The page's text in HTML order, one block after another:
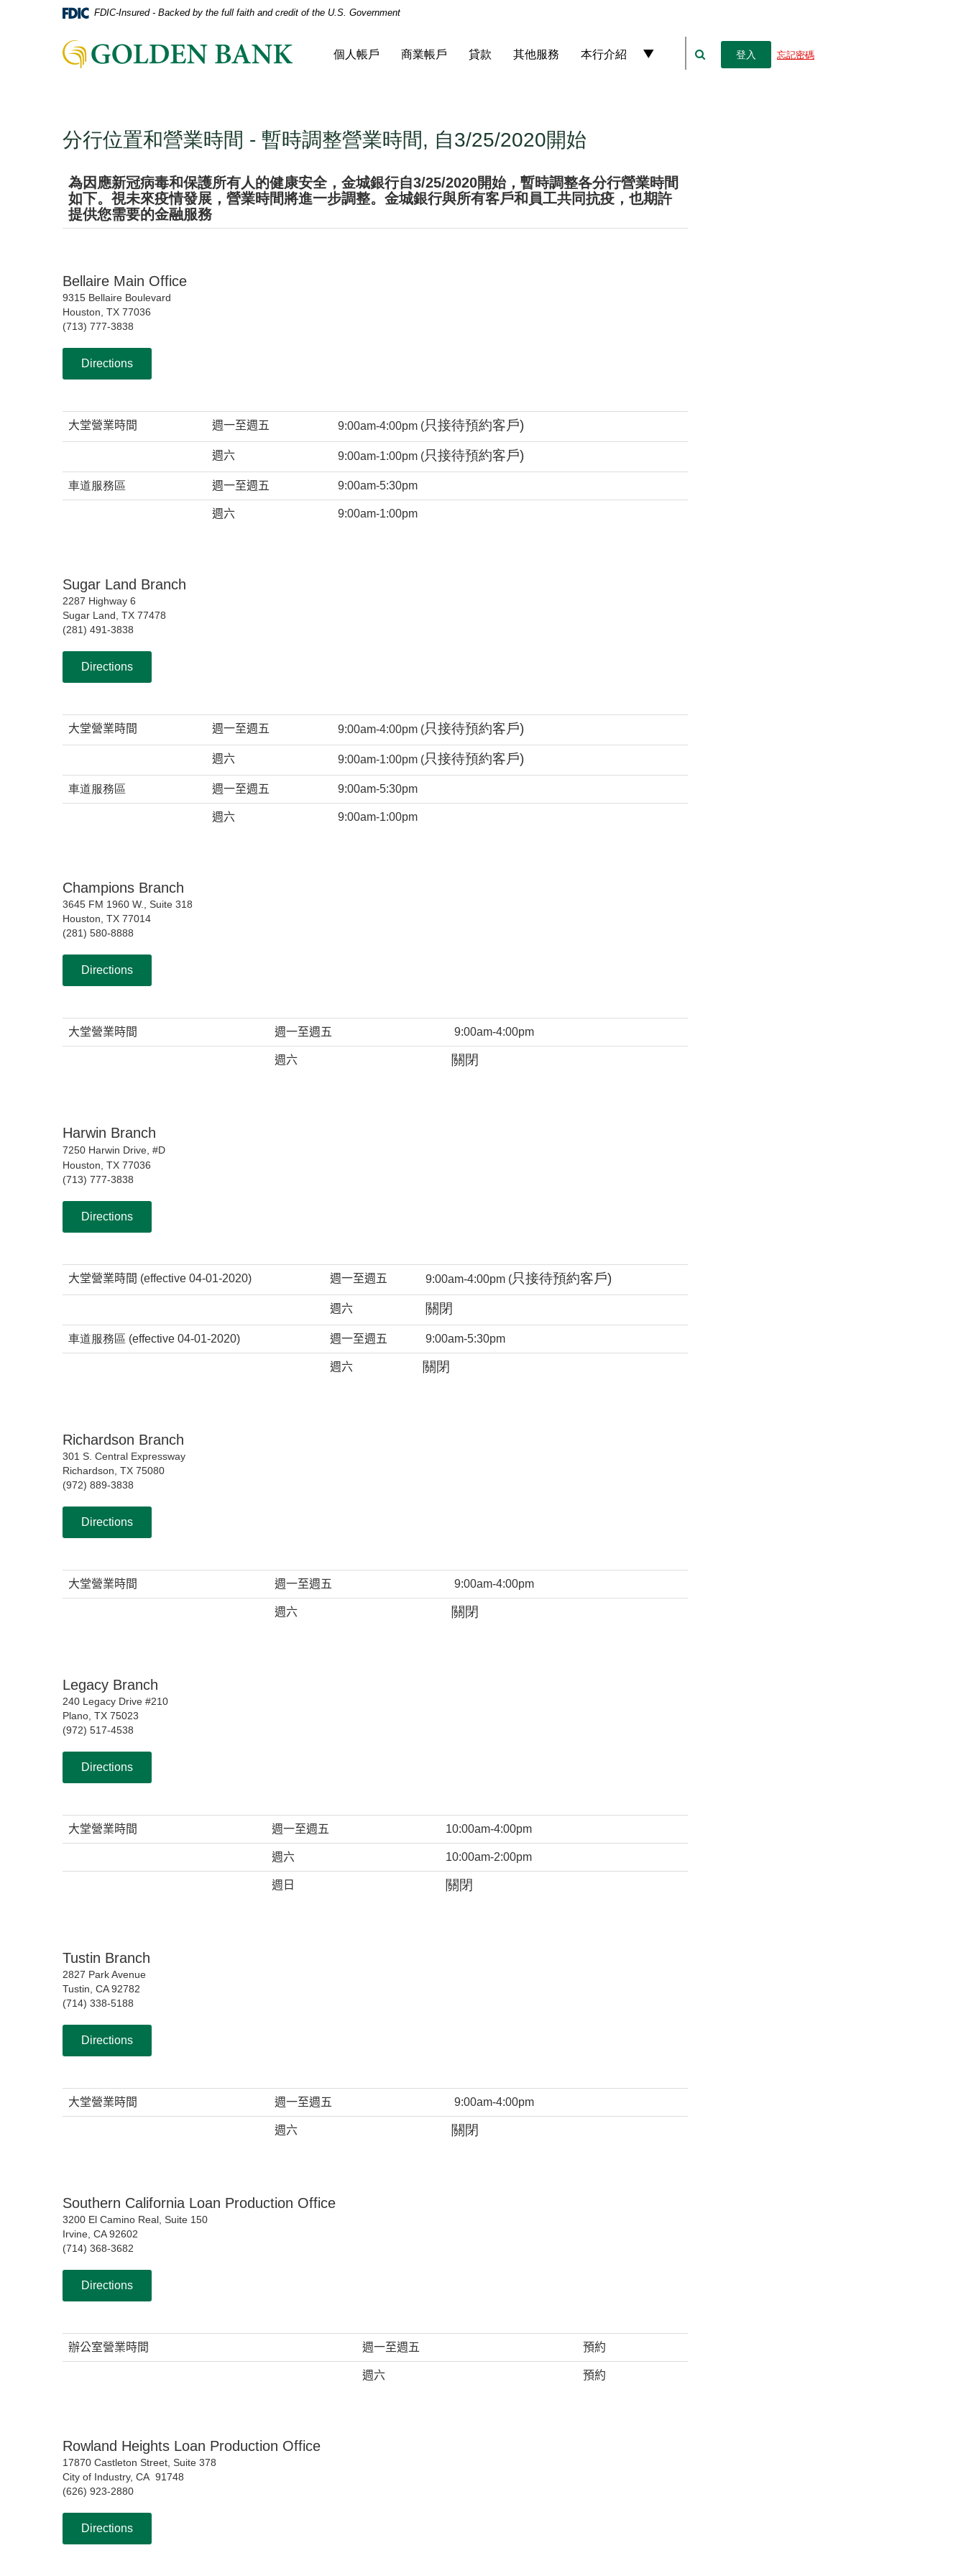
FDIC-Insured - Backed by the full faith and credit of the U.S. Government
連
結
個人帳戶 商業帳戶 貸款 其他服務 本行介紹 登入 忘記密碼
分行位置和營業時間 - 暫時調整營業時間, 自3/25/2020開始
為因應新冠病毒和保護所有人的健康安全，金城銀行自3/25/2020開始，暫時調整各分行營業時間
如下。視未來疫情發展，營業時間將進一步調整。金城銀行與所有客戶和員工共同抗疫，也期許
提供您需要的金融服務
Bellaire Main Office
9315 Bellaire Boulevard
Houston, TX 77036
(713) 777-3838
Directions
大堂營業時間 週一至週五 9:00am-4:00pm (只接待預約客戶)
週六 9:00am-1:00pm (只接待預約客戶)
車道服務區 週一至週五 9:00am-5:30pm
週六 9:00am-1:00pm
Sugar Land Branch
2287 Highway 6
Sugar Land, TX 77478
(281) 491-3838
Directions
大堂營業時間 週一至週五 9:00am-4:00pm (只接待預約客戶)
週六 9:00am-1:00pm (只接待預約客戶)
車道服務區 週一至週五 9:00am-5:30pm
週六 9:00am-1:00pm
Champions Branch
3645 FM 1960 W., Suite 318
Houston, TX 77014
(281) 580-8888
Directions
大堂營業時間 週一至週五 9:00am-4:00pm
週六 關閉
Harwin Branch
7250 Harwin Drive, #D
Houston, TX 77036
(713) 777-3838
Directions
大堂營業時間 (effective 04-01-2020) 週一至週五 9:00am-4:00pm (只接待預約客戶)
週六 關閉
車道服務區 (effective 04-01-2020) 週一至週五 9:00am-5:30pm
週六 關閉
Richardson Branch
301 S. Central Expressway
Richardson, TX 75080
(972) 889-3838
Directions
大堂營業時間 週一至週五 9:00am-4:00pm
週六 關閉
Legacy Branch
240 Legacy Drive #210
Plano, TX 75023
(972) 517-4538
Directions
大堂營業時間 週一至週五 10:00am-4:00pm
週六 10:00am-2:00pm
週日 關閉
Tustin Branch
2827 Park Avenue
Tustin, CA 92782
(714) 338-5188
Directions
大堂營業時間 週一至週五 9:00am-4:00pm
週六 關閉
Southern California Loan Production Office
3200 El Camino Real, Suite 150
Irvine, CA 92602
(714) 368-3682
Directions
辦公室營業時間 週一至週五 預約
週六 預約
Rowland Heights Loan Production Office
17870 Castleton Street, Suite 378
City of Industry, CA 91748
(626) 923-2880
Directions